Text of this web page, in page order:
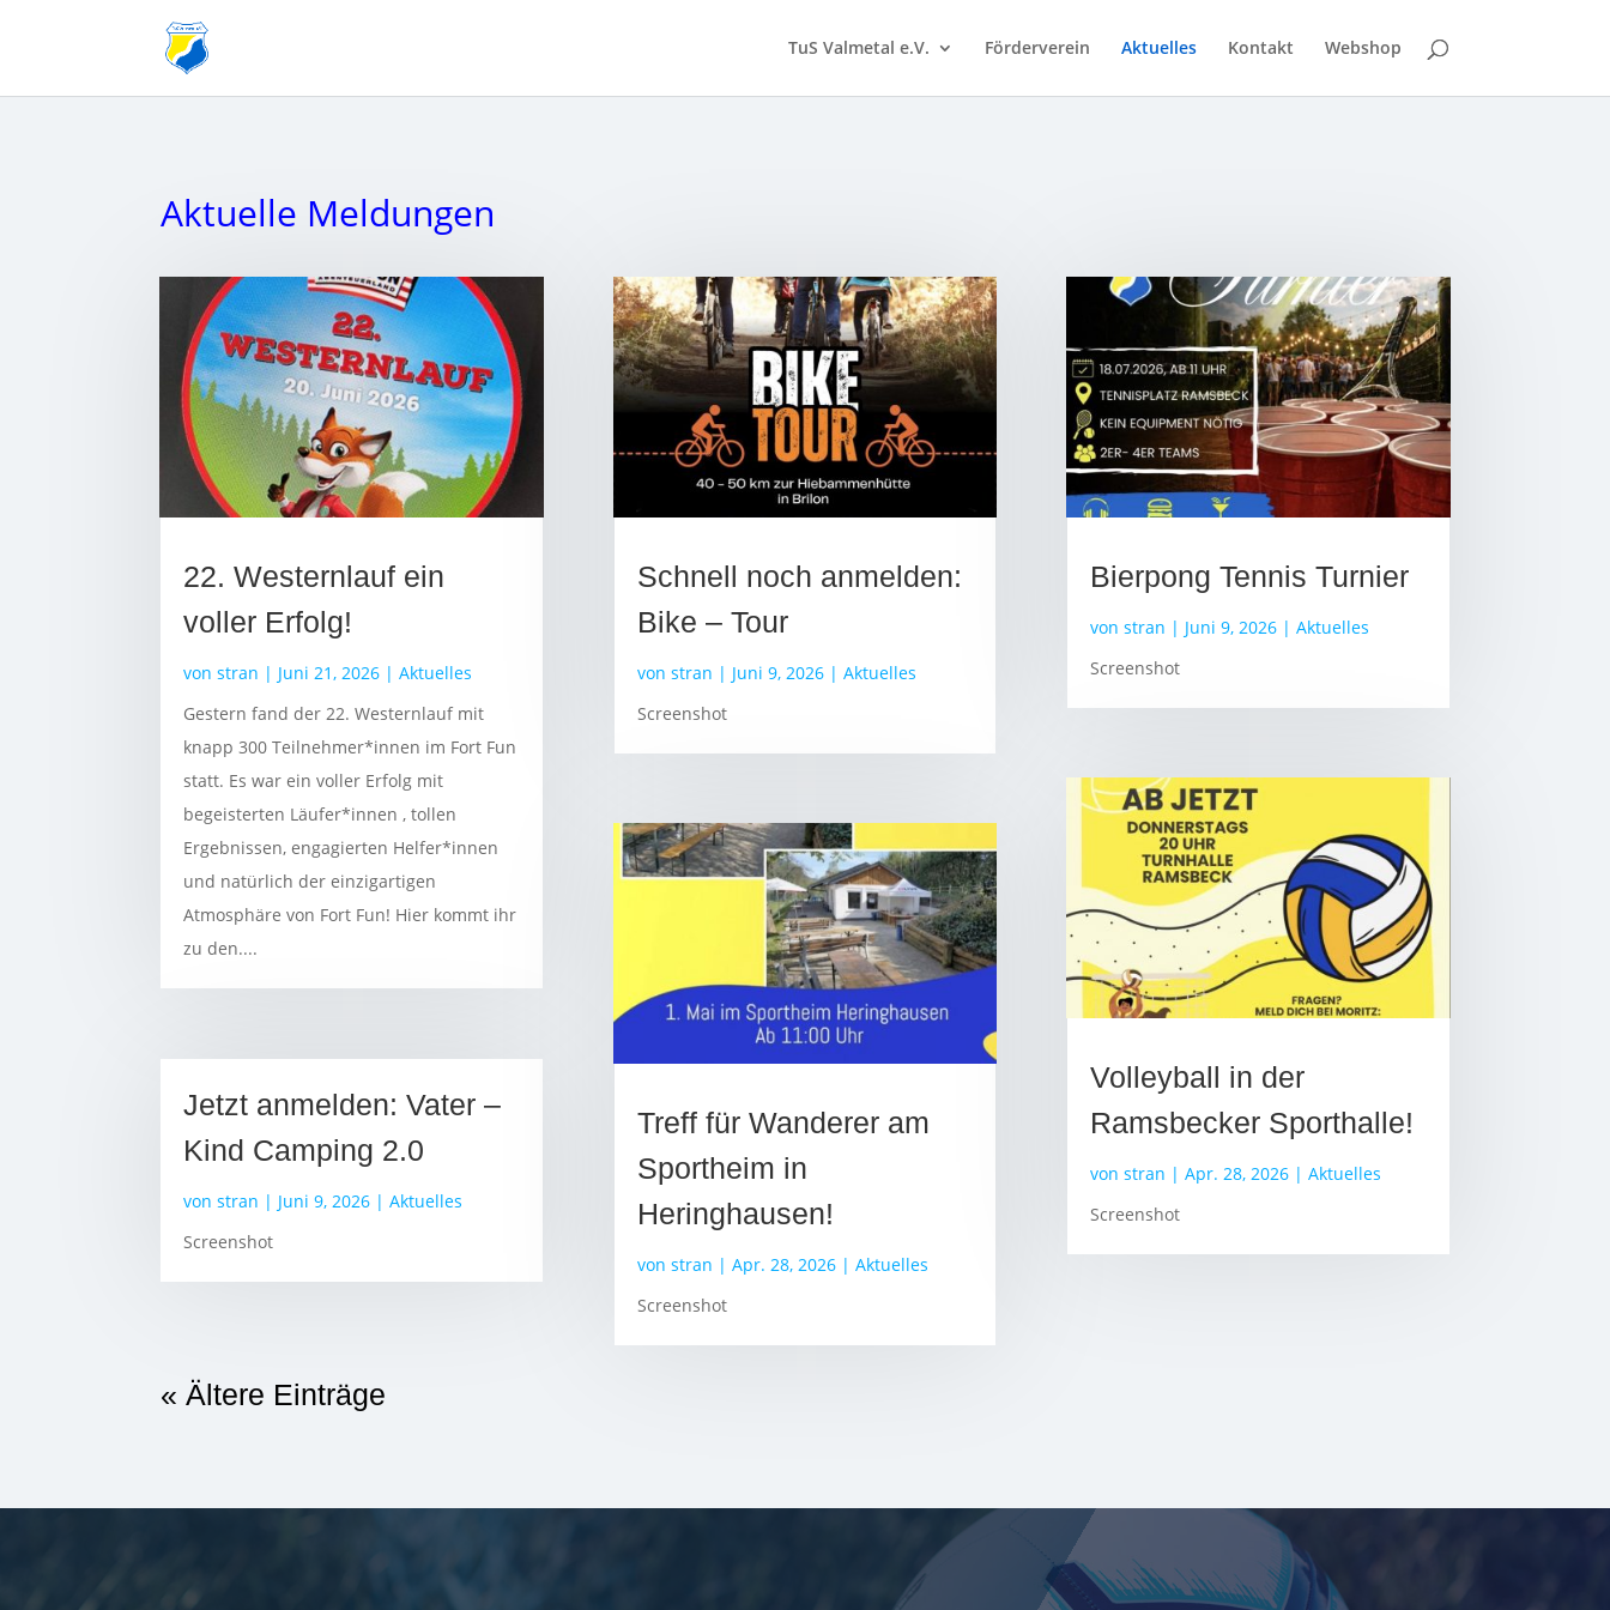
TuS Valmetal e.V. Förderverein Aktuelles Kontakt Webshop
Aktuelle Meldungen
22. Westernlauf ein
voller Erfolg!
vonstran | Juni 21, 2026 |Aktuelles
Gestern fand der 22. Westernlauf mit
knapp 300 Teilnehmer*innen im Fort Fun
statt. Es war ein voller Erfolg mit
begeisterten Läufer*innen , tollen
Ergebnissen, engagierten Helfer*innen
und natürlich der einzigartigen
Atmosphäre von Fort Fun! Hier kommt ihr
zu den....
Jetzt anmelden: Vater –
Kind Camping 2.0
vonstran | Juni 9, 2026 |Aktuelles
Screenshot
Schnell noch anmelden:
Bike – Tour
von stran | Juni 9, 2026| Aktuelles
Screenshot
Treff für Wanderer am
Sportheim in
Heringhausen!
von stran | Apr. 28, 2026| Aktuelles
Screenshot
Bierpong Tennis Turnier
von stran | Juni 9, 2026| Aktuelles
Screenshot
Volleyball in der
Ramsbecker Sporthalle!
von stran | Apr. 28, 2026| Aktuelles
Screenshot
« Ältere Einträge